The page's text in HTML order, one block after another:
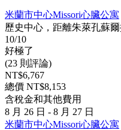
米蘭市中心Missori心臟公寓
歷史中心，距離朱萊孔蘇
10/10
好極了
(23 則評論)
NT$6,767
總價 NT$8,153
含稅金和其他費用
8 月 26 日 - 8 月 27 日
米蘭市中心Missori心臟公寓